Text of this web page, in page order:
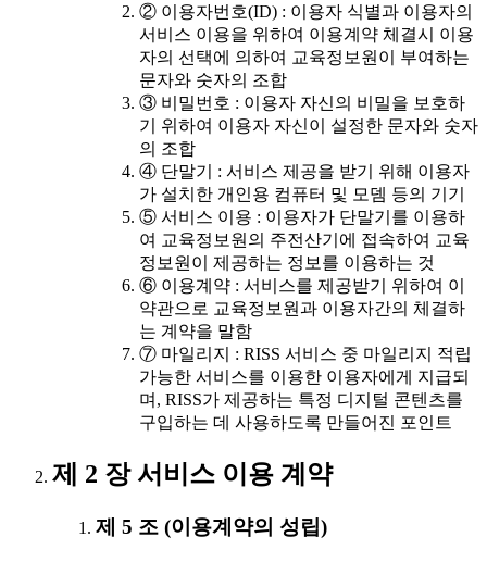
② 이용자번호(ID) : 이용자 식별과 이용자의
서비스 이용을 위하여 이용계약 체결시 이용
자의 선택에 의하여 교육정보원이 부여하는
문자와 숫자의 조합
③ 비밀번호 : 이용자 자신의 비밀을 보호하
기 위하여 이용자 자신이 설정한 문자와 숫자
의 조합
④ 단말기 : 서비스 제공을 받기 위해 이용자
가 설치한 개인용 컴퓨터 및 모뎀 등의 기기
⑤ 서비스 이용 : 이용자가 단말기를 이용하
여 교육정보원의 주전산기에 접속하여 교육
정보원이 제공하는 정보를 이용하는 것
⑥ 이용계약 : 서비스를 제공받기 위하여 이
약관으로 교육정보원과 이용자간의 체결하
는 계약을 말함
⑦ 마일리지 : RISS 서비스 중 마일리지 적립
가능한 서비스를 이용한 이용자에게 지급되
며, RISS가 제공하는 특정 디지털 콘텐츠를
구입하는 데 사용하도록 만들어진 포인트
제 2 장 서비스 이용 계약
제 5 조 (이용계약의 성립)